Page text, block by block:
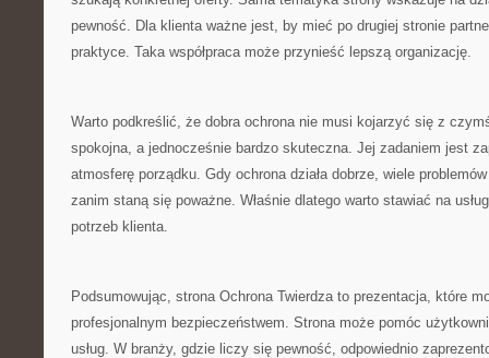
pewność. Dla klienta ważne jest, by mieć po drugiej stronie
praktyce. Taka współpraca może przynieść lepszą organizację.
Warto podkreślić, że dobra ochrona nie musi kojarzyć się z
spokojna, a jednocześnie bardzo skuteczna. Jej zadaniem jest
atmosferę porządku. Gdy ochrona działa dobrze, wiele
zanim staną się poważne. Właśnie dlatego warto stawiać na
potrzeb klienta.
Podsumowując, strona Ochrona Twierdza to prezentacja, które
profesjonalnym bezpieczeństwem. Strona może pomóc
usług. W branży, gdzie liczy się pewność, odpowiednio